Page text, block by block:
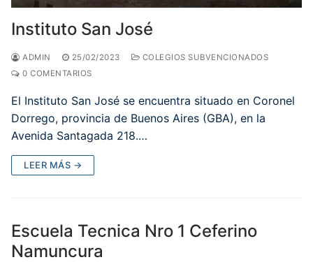
Instituto San José
ADMIN 25/02/2023
COLEGIOS SUBVENCIONADOS
0 COMENTARIOS
El Instituto San José se encuentra situado en Coronel
Dorrego, provincia de Buenos Aires (GBA), en la
Avenida Santagada 218.…
LEER MÁS →
Escuela Tecnica Nro 1 Ceferino
Namuncura